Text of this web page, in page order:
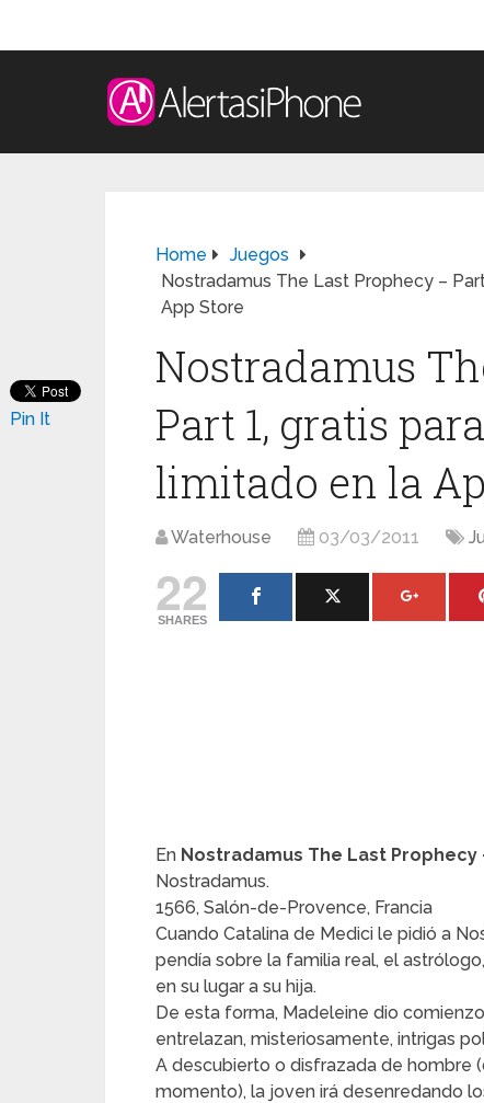
Home
Juegos
Nostradamus The Last Prophecy –
App Store
Nostradamus
Part 1, gratis
limitado en la
Waterhouse 03/03/2011
22
SHARES
En Nostradamus The Last Prophecy
Nostradamus.
1566, Salón-de-Provence, Francia
Cuando Catalina de Medici le pidió a
pendía sobre la familia real, el
en su lugar a su hija.
De esta forma, Madeleine dio
entrelazan, misteriosamente, intrigas
A descubierto o disfrazada de hombre
momento), la joven irá desenredando
Pin It